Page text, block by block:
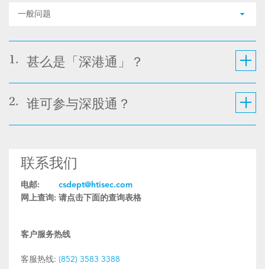
一般问题
1. 甚么是「深港通」？
2. 谁可参与深股通？
联系我们
电邮:
csdept@htisec.com
网上查询: 请点击下面的查询表格
客户服务热线
客服热线: (852) 3583 3388